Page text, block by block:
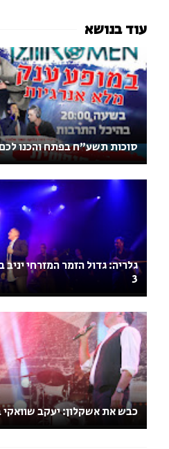
סוכות תשע"ח בפתח והכנו
גלריה: גדול הזמר המזרחי
3
כבש את אשקלון: יעקב שוואקי